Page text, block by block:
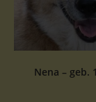
Nena – geb.